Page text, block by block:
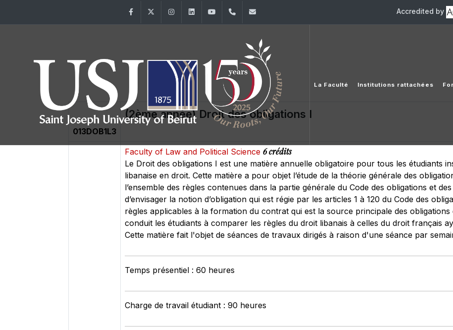
FacebookTwitter InstagramLinkedInYouTube+961 (1) 421 432 Accredited by
La Faculté Institutions rattachées
013DOB1L3
(2ème année) Droit des obligations I
Faculty of Law and Political Science 6 crédits
Le Droit des obligations I est une matière annuelle obligatoire pour tous les étudiants
libanaise en droit. Cette matière a pour objet l’étude de la théorie générale des
l’ensemble des règles contenues dans la partie générale du Code des obligations et
d’envisager la notion d’obligation qui est régie par les articles 1 à 120 du Code des
règles applicables à la formation du contrat qui est la source principale des
conduit les étudiants à comparer les règles du droit libanais à celles du droit français
Cette matière fait l'objet de séances de travaux dirigés à raison d'une séance par
Temps présentiel : 60 heures
Charge de travail étudiant : 90 heures